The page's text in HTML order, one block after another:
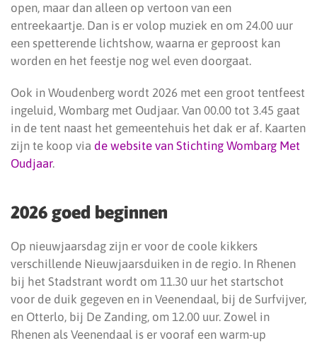
open, maar dan alleen op vertoon van een
entreekaartje. Dan is er volop muziek en om 24.00 uur
een spetterende lichtshow, waarna er geproost kan
worden en het feestje nog wel even doorgaat.
Ook in Woudenberg wordt 2026 met een groot tentfeest
ingeluid, Wombarg met Oudjaar. Van 00.00 tot 3.45 gaat
in de tent naast het gemeentehuis het dak er af. Kaarten
zijn te koop via de website van Stichting Wombarg Met
Oudjaar.
2026 goed beginnen
Op nieuwjaarsdag zijn er voor de coole kikkers
verschillende Nieuwjaarsduiken in de regio. In Rhenen
bij het Stadstrant wordt om 11.30 uur het startschot
voor de duik gegeven en in Veenendaal, bij de Surfvijver,
en Otterlo, bij De Zanding, om 12.00 uur. Zowel in
Rhenen als Veenendaal is er vooraf een warm-up